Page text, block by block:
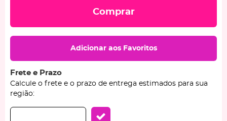
Comprar
Adicionar aos Favoritos
Frete e Prazo
Calcule o frete e o prazo de entrega estimados para sua
região: